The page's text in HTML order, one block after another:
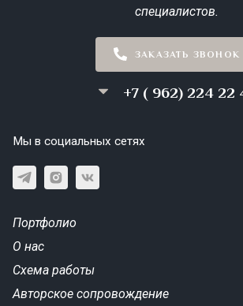
специалистов.
ЗАКАЗАТЬ ЗВОНОК
+7 ( 962) 224 22
Мы в социальных сетях
Портфолио
О нас
Схема работы
Авторское сопровождение